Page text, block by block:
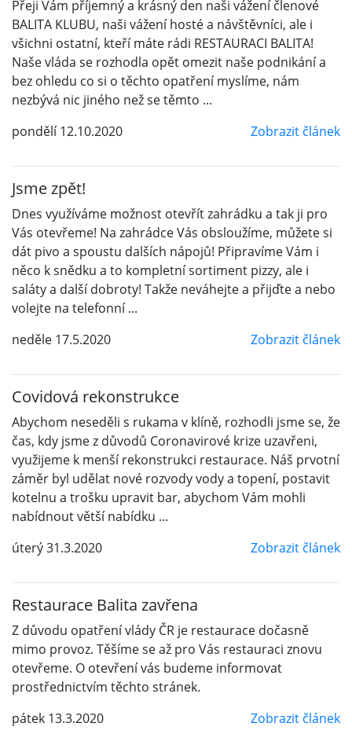
Přeji Vám příjemný a krásný den naši vážení členové
BALITA KLUBU, naši vážení hosté a návštěvníci, ale i
všichni ostatní, kteří máte rádi RESTAURACI BALITA!
Naše vláda se rozhodla opět omezit naše podnikání a
bez ohledu co si o těchto opatření myslíme, nám
nezbývá nic jiného než se těmto ...
pondělí 12.10.2020
Zobrazit článek
Jsme zpět!
Dnes využíváme možnost otevřít zahrádku a tak ji pro
Vás otevřeme! Na zahrádce Vás obsloužíme, můžete si
dát pivo a spoustu dalších nápojů! Připravíme Vám i
něco k snědku a to kompletní sortiment pizzy, ale i
saláty a další dobroty! Takže neváhejte a přijďte a nebo
volejte na telefonní ...
neděle 17.5.2020
Zobrazit článek
Covidová rekonstrukce
Abychom neseděli s rukama v klíně, rozhodli jsme se, že
čas, kdy jsme z důvodů Coronavirové krize uzavřeni,
využijeme k menší rekonstrukci restaurace. Náš prvotní
záměr byl udělat nové rozvody vody a topení, postavit
kotelnu a trošku upravit bar, abychom Vám mohli
nabídnout větší nabídku ...
úterý 31.3.2020
Zobrazit článek
Restaurace Balita zavřena
Z důvodu opatření vlády ČR je restaurace dočasně
mimo provoz. Těšíme se až pro Vás restauraci znovu
otevřeme. O otevření vás budeme informovat
prostřednictvím těchto stránek.
pátek 13.3.2020
Zobrazit článek